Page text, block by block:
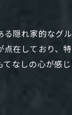
隠れ家的なグ
在しており、
なしの心が感